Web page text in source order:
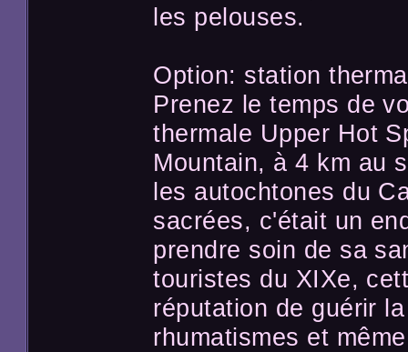
les pelouses.
Option: station
Prenez le temps de
thermale Upper Hot
Mountain, à 4 km au
les autochtones du
sacrées, c'était un
prendre soin de sa
touristes du XIXe,
réputation de guérir
rhumatismes et